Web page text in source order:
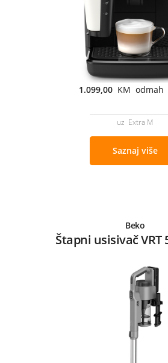
1.099,00 KM odmah
uz Extra M
Saznaj više
Beko
Štapni usisivač VRT